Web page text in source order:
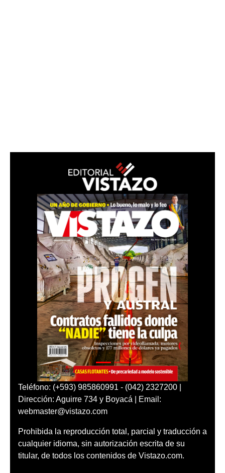
Teléfono: (+593) 985860991 - (042) 2327200 |
Dirección: Aguirre 734 y Boyacá | Email:
webmaster@vistazo.com
Prohibida la reproducción total, parcial y traducción a
cualquier idioma, sin autorización escrita de su
titular, de todos los contenidos de Vistazo.com.